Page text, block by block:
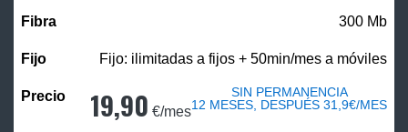
300 Mb
Fijo: ilimitadas a fijos + 50min/mes a móviles
19,90 €/mes
SIN PERMANENCIA
12 MESES, DESPUÉS 31,9€/MES